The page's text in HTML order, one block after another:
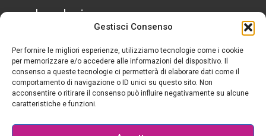
Gestisci Consenso
Per fornire le migliori esperienze, utilizziamo tecnologie come i cookie
per memorizzare e/o accedere alle informazioni del dispositivo. Il
consenso a queste tecnologie ci permetterà di elaborare dati come il
comportamento di navigazione o ID unici su questo sito. Non
acconsentire o ritirare il consenso può influire negativamente su alcune
caratteristiche e funzioni.
calendario
AGOSTO 2026
L M M G V S
1
2
10
11 12 13 14 15 16